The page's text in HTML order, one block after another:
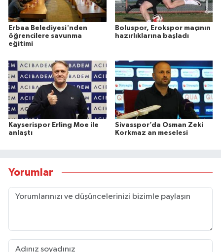
Erbaa Belediyesi'nden
öğrencilere savunma
eğitimi
Boluspor, Erokspor maçının
hazırlıklarına başladı
Kayserispor Erling Moe ile
anlaştı
Sivasspor’da Osman Zeki
Korkmaz an meselesi
Yorumlar